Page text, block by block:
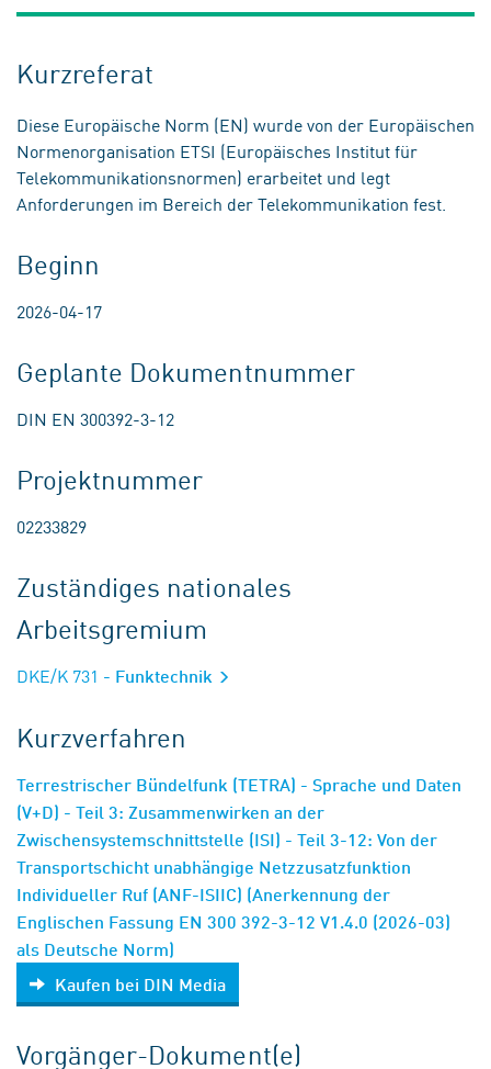
Kurzreferat
Diese Europäische Norm (EN) wurde von der Europäischen
Normenorganisation ETSI (Europäisches Institut für
Telekommunikationsnormen) erarbeitet und legt
Anforderungen im Bereich der Telekommunikation fest.
Beginn
2026-04-17
Geplante Dokumentnummer
DIN EN 300392-3-12
Projektnummer
02233829
Zuständiges nationales
Arbeitsgremium
DKE/K 731 - Funktechnik
Kurzverfahren
Terrestrischer Bündelfunk (TETRA) - Sprache und Daten
(V+D) - Teil 3: Zusammenwirken an der
Zwischensystemschnittstelle (ISI) - Teil 3-12: Von der
Transportschicht unabhängige Netzzusatzfunktion
Individueller Ruf (ANF-ISIIC) (Anerkennung der
Englischen Fassung EN 300 392-3-12 V1.4.0 (2026-03)
als Deutsche Norm)
Kaufen bei DIN Media
Vorgänger-Dokument(e)